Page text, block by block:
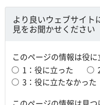
より良いウェブサイト
見をお聞かせください
このページの情報は役に
1：役に立った
3：役に立たなかった